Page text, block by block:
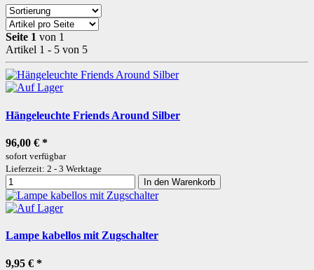
Seite 1 von 1
Artikel 1 - 5 von 5
Hängeleuchte Friends Around Silber
96,00 € *
sofort verfügbar
Lieferzeit: 2 - 3 Werktage
In den Warenkorb
Lampe kabellos mit Zugschalter
9,95 € *